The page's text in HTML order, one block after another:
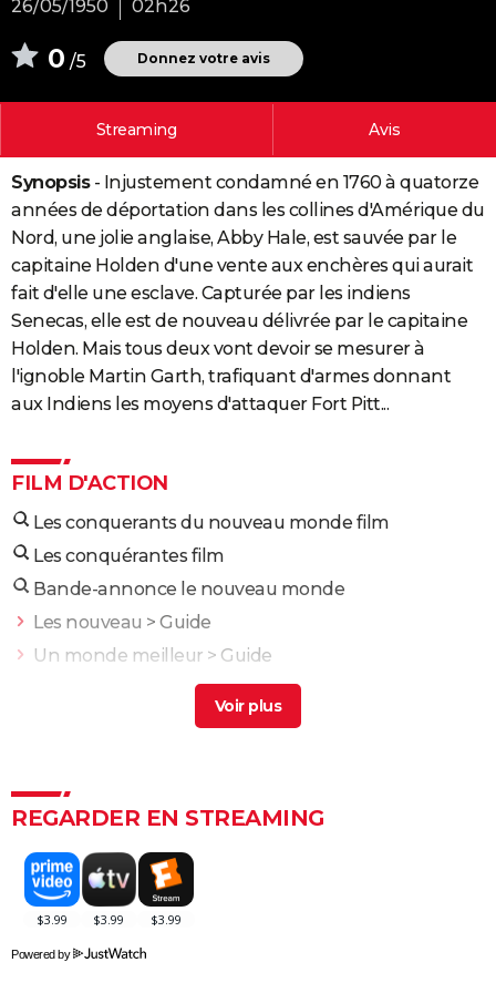
Voyage de noces
GUIDES D'ACHAT
CARTE DE VOEUX
Carte de Noël
Carte Bonne année
Carte Saint-Valentin
Carte Pâques
Carte d'anniversaire
DICTIONNAIRE
Dictionnaire
Biographies
Citations
Expressions
Proverbes
PROGRAMME TV
COPAINS D'AVANT
Se connecter
Entreprises
Service militaire
Avis de recherche
AVIS DE DÉCÈS
FORUM
26/05/1950
02h26
0 /5 Donnez votre avis
Streaming Avis
Synopsis- Injustement condamné en 1760 à quatorze
années de déportation dans les collines d'Amérique du
Nord, une jolie anglaise, Abby Hale, est sauvée par le
capitaine Holden d'une vente aux enchères qui aurait
fait d'elle une esclave. Capturée par les indiens
Senecas, elle est de nouveau délivrée par le capitaine
Holden. Mais tous deux vont devoir se mesurer à
l'ignoble Martin Garth, trafiquant d'armes donnant
aux Indiens les moyens d'attaquer Fort Pitt...
FILM D'ACTION
Les conquerants du nouveau monde film
Les conquérantes film
Bande-annonce le nouveau monde
Les nouveau > Guide
Un monde meilleur > Guide
Le Nouveau Monde> Guide
Les maitres du monde
> Guide
Fast and Furious 10 : séances, bande-annonce,
streaming, cameo... Les infos
Black Widow : est-ce vraiment la dernière apparition
de Scarlett Johansson chez Marvel ?
Justice League : il existe une autre version du film, les
REGARDER EN STREAMING
Powered by